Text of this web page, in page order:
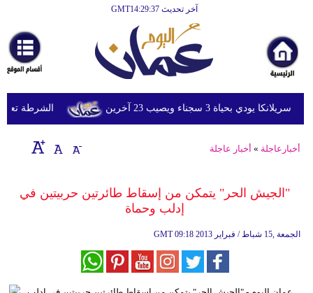
آخر تحديث GMT14:29:37
أخبارعاجلة
رياضة
ثقافة
إقتصاد
وموسيقى
الشرطة تعتقل بحياة 3 سجناء ويصيب 23 آخرين
أخبارعاجلة » أخبار عاجلة
"الجيش الحر" يتمكن من إسقاط طائرتين حربيتين في
إدلب وحماة
GMT 09:18 2013 الجمعة ,15 شباط / فبراير